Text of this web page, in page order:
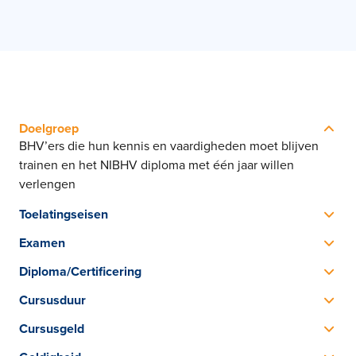
Doelgroep
BHV’ers die hun kennis en vaardigheden moet blijven
trainen en het NIBHV diploma met één jaar willen
verlengen
Toelatingseisen
Examen
Eerste Hulp en voor het onderdeel Brandbestrijding en
Ontruiming
Diploma/Certificering
Cursusduur
Cursusgeld